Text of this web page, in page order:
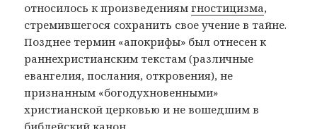
относилось к произведениямгностицизма,
стремившегося сохранить свое учение в тайне.
Позднее термин «апокрифы» был отнесен к
раннехристианским текстам (различные
евангелия, послания, откровения), не
признанным «богодухновенными»
христианской церковью и не вошедшим в